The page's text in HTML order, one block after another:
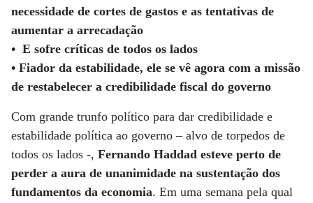
necessidade de cortes de gastos e as tentativas de
aumentar a arrecadação
• E sofre críticas de todos os lados
• Fiador da estabilidade, ele se vê agora com a missão
de restabelecer a credibilidade fiscal do governo
Com grande trunfo político para dar credibilidade e
estabilidade política ao governo – alvo de torpedos de
todos os lados -, Fernando Haddad esteve perto de
perder a aura de unanimidade na sustentação dos
fundamentos da economia. Em uma semana pela qual